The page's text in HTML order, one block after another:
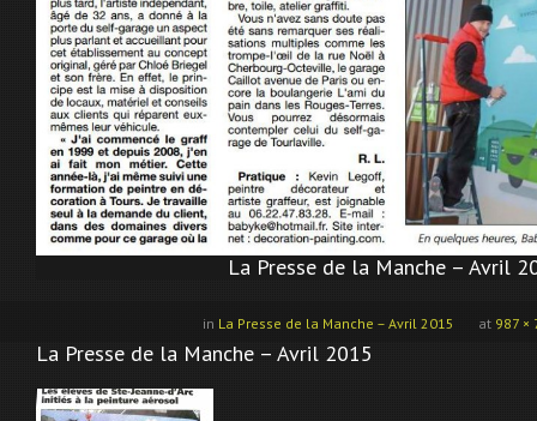
La Presse de la Manche – Avril
at 987 ×
in La Presse de la Manche – Avril 2015
La Presse de la Manche – Avril 2015